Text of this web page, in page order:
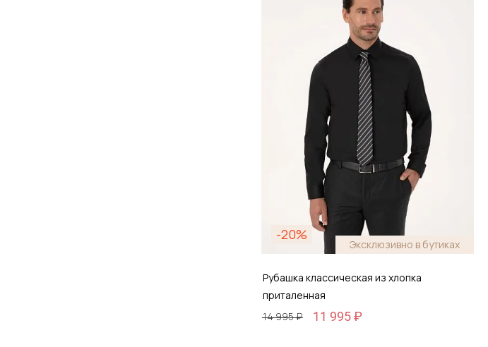
Добавить в корзину
-20%
Эксклюзивно в бутиках
Рубашка классическая из хлопка
приталенная
14 995 ₽
11 995 ₽